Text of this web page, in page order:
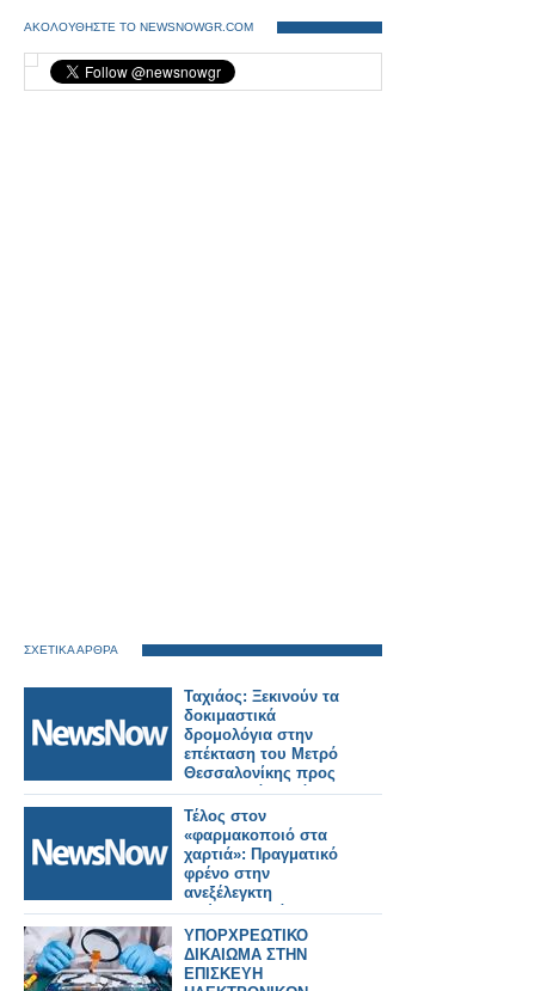
ΑΚΟΛΟΥΘΗΣΤΕ ΤΟ NEWSNOWGR.COM
ΣΧΕΤΙΚΑ ΑΡΘΡΑ
Ταχιάος: Ξεκινούν τα
δοκιμαστικά
δρομολόγια στην
επέκταση του Μετρό
Θεσσαλονίκης προς
Καλαμαριά – Στόχος η
λειτουργία έως το
τέλος του μήνα.
Τέλος στον
«φαρμακοποιό στα
χαρτιά»: Πραγματικό
φρένο στην
ανεξέλεγκτη
διεύρυνση βάζει ο
ΠΦΣ!
ΥΠΟΡΧΡΕΩΤΙΚΟ
ΔΙΚΑΙΩΜΑ ΣΤΗΝ
ΕΠΙΣΚΕΥΗ